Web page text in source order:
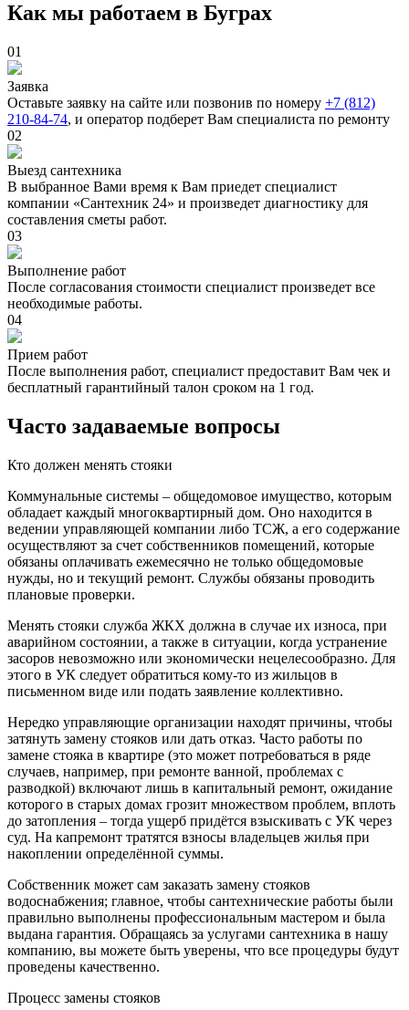
Как мы работаем в Буграх
01
Заявка
Оставьте заявку на сайте или позвонив по номеру +7 (812)
210-84-74, и оператор подберет Вам специалиста по ремонту
02
Выезд сантехника
В выбранное Вами время к Вам приедет специалист
компании «Сантехник 24» и произведет диагностику для
составления сметы работ.
03
Выполнение работ
После согласования стоимости специалист произведет все
необходимые работы.
04
Прием работ
После выполнения работ, специалист предоставит Вам чек и
бесплатный гарантийный талон сроком на 1 год.
Часто задаваемые вопросы
Кто должен менять стояки
Коммунальные системы – общедомовое имущество, которым
обладает каждый многоквартирный дом. Оно находится в
ведении управляющей компании либо ТСЖ, а его содержание
осуществляют за счет собственников помещений, которые
обязаны оплачивать ежемесячно не только общедомовые
нужды, но и текущий ремонт. Службы обязаны проводить
плановые проверки.
Менять стояки служба ЖКХ должна в случае их износа, при
аварийном состоянии, а также в ситуации, когда устранение
засоров невозможно или экономически нецелесообразно. Для
этого в УК следует обратиться кому-то из жильцов в
письменном виде или подать заявление коллективно.
Нередко управляющие организации находят причины, чтобы
затянуть замену стояков или дать отказ. Часто работы по
замене стояка в квартире (это может потребоваться в ряде
случаев, например, при ремонте ванной, проблемах с
разводкой) включают лишь в капитальный ремонт, ожидание
которого в старых домах грозит множеством проблем, вплоть
до затопления – тогда ущерб придётся взыскивать с УК через
суд. На капремонт тратятся взносы владельцев жилья при
накоплении определённой суммы.
Собственник может сам заказать замену стояков
водоснабжения; главное, чтобы сантехнические работы были
правильно выполнены профессиональным мастером и была
выдана гарантия. Обращаясь за услугами сантехника в нашу
компанию, вы можете быть уверены, что все процедуры будут
проведены качественно.
Процесс замены стояков